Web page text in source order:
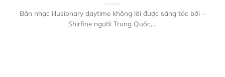
Bản nhạc illusionary daytime không lời được sáng tác bởi –
Shirfine người Trung Quốc,...